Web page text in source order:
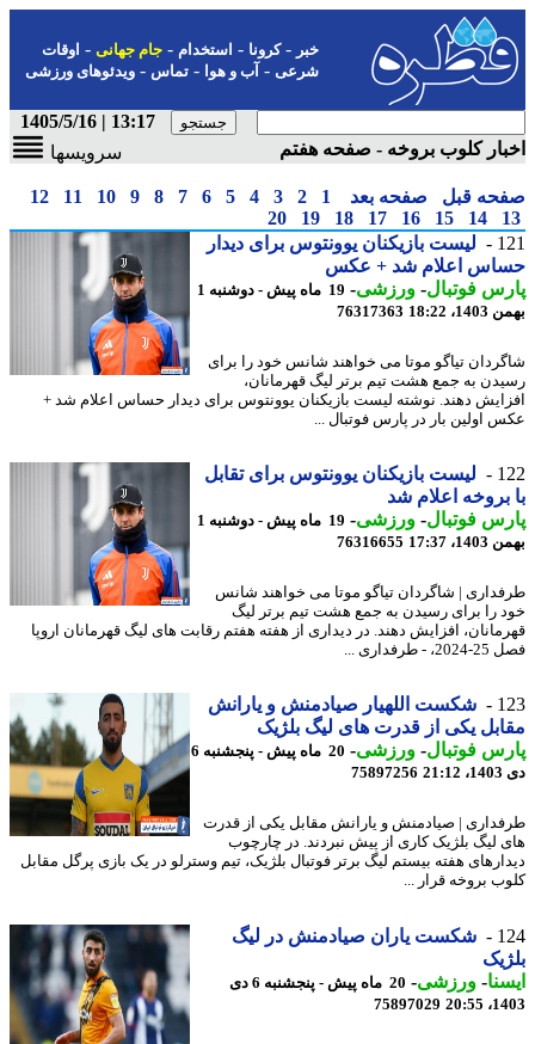
-کرونا-استخدام- جام جهانی-اوقات
شرعی-آب و هوا-تماس-ویدئوهای ورزشی
13:17 | 1405/5/16
کلوب بروخه - صفحه هفتم
سرویسها
قبل صفحه بعد 1
2
3
4
5
6
7
8
9
10
11
12
14
15
16
17
18
19
20
لیست بازیکنان یوونتوس برای دیدار
اعلام شد + عکس
فوتبال-ورزشی-
19 ماه پیش - دوشنبه 1
18:22
76317363
تیاگو موتا می خواهند شانس خود را برای
به جمع هشت تیم برتر لیگ قهرمانان،
دهند. نوشته لیست بازیکنان یوونتوس برای دیدار حساس اعلام شد +
اولین بار در پارس فوتبال ...
لیست بازیکنان یوونتوس برای تقابل
اعلام شد
فوتبال-ورزشی-
19 ماه پیش - دوشنبه 1
17:37
76316655
| شاگردان تیاگو موتا می خواهند شانس
را برای رسیدن به جمع هشت تیم برتر لیگ
افزایش دهند. در دیداری از هفته هفتم رقابت های لیگ قهرمانان اروپا
...
شکست اللهیار صیادمنش و یارانش
یکی از قدرت های لیگ بلژیک
فوتبال-ورزشی-
20 ماه پیش - پنجشنبه 6
75897256
| صیادمنش و یارانش مقابل یکی از قدرت
لیگ بلژیک کاری از پیش نبردند. در چارچوب
هفته بیستم لیگ برتر فوتبال بلژیک، تیم وسترلو در یک بازی پرگل مقابل
بروخه قرار ...
شکست یاران صیادمنش در لیگ
-ورزشی-
20 ماه پیش - پنجشنبه 6 دی
75897029